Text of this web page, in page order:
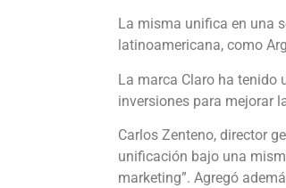
La misma unifica en una
latinoamericana, como
La marca Claro ha tenido
inversiones para mejorar
Carlos Zenteno, director
unificación bajo una
marketing”. Agregó